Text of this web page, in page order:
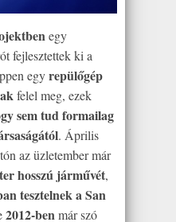
egy
fejlesztettek ki a
egyrepülőgép
felel meg, ezek
sem tud formailag
. Április
az üzletember már
hosszú járművét,
tesztelnek a San
2012-benmár szó